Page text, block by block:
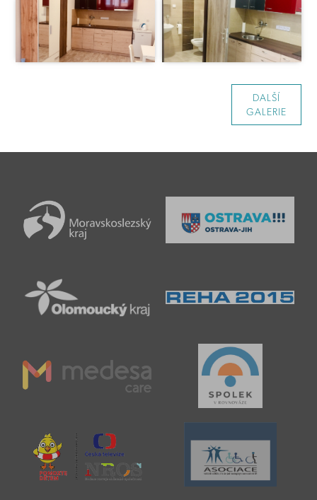
DALŠÍ
GALERIE